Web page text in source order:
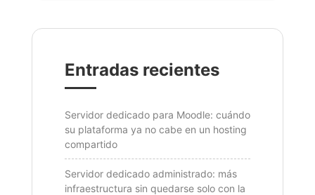
Entradas recientes
Servidor dedicado para Moodle: cuándo
su plataforma ya no cabe en un hosting
compartido
Servidor dedicado administrado: más
infraestructura sin quedarse solo con la